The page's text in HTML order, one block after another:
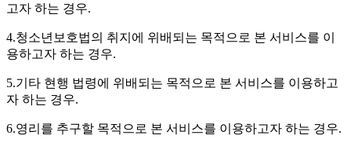
고자 하는 경우.
4.청소년보호법의 취지에 위배되는 목적으로 본 서비스를 이
용하고자 하는 경우.
5.기타 현행 법령에 위배되는 목적으로 본 서비스를 이용하고
자 하는 경우.
6.영리를 추구할 목적으로 본 서비스를 이용하고자 하는 경우.